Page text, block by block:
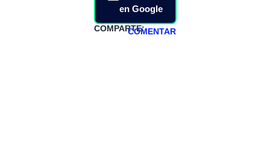
en Google
COMPARTE:COMENTAR